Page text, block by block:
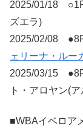
2025/01/18
ズエラ)
2025/02/08
ェリーナ・ルー
2025/03/15
ト・アロヤン(
■WBAイベロア